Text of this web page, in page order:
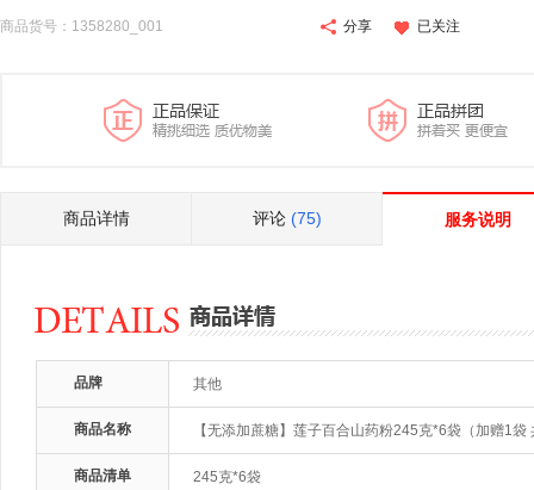
商品货号：1358280_001 分享 已关注
商品详情 评论 (75) 服务说明
品牌 其他
商品名称 【无添加蔗糖】莲子百合山药粉245克*6袋（加赠1袋
商品清单 245克*6袋